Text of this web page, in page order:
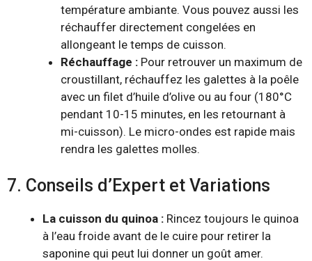
température ambiante. Vous pouvez aussi les
réchauffer directement congelées en
allongeant le temps de cuisson.
Réchauffage :Pour retrouver un maximum de
croustillant, réchauffez les galettes à la poêle
avec un filet d’huile d’olive ou au four (180°C
pendant 10-15 minutes, en les retournant à
mi-cuisson). Le micro-ondes est rapide mais
rendra les galettes molles.
7. Conseils d’Expert et Variations
La cuisson du quinoa : Rincez toujours le quinoa
à l’eau froide avant de le cuire pour retirer la
saponine qui peut lui donner un goût amer.